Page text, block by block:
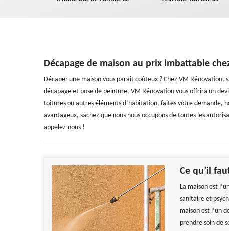
Décapage de maison au prix imbattable
Décaper une maison vous paraît coûteux ? Chez VM Rénovation,
décapage et pose de peinture, VM Rénovation vous offrira un
toitures ou autres éléments d’habitation, faites votre demande,
avantageux, sachez que nous nous occupons de toutes les
appelez-nous !
Ce qu’il
La maison est
sanitaire et
maison est l’un
prendre soin de